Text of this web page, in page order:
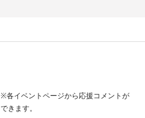
※各イベントページから応援コメントが
できます。